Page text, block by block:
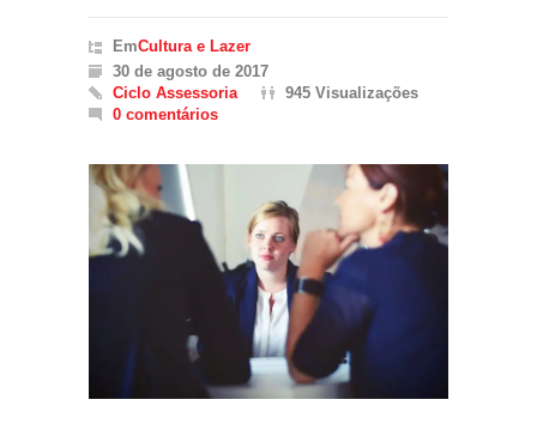
EmCultura e Lazer
30 de agosto de 2017
Ciclo Assessoria
945 Visualizações
0 comentários